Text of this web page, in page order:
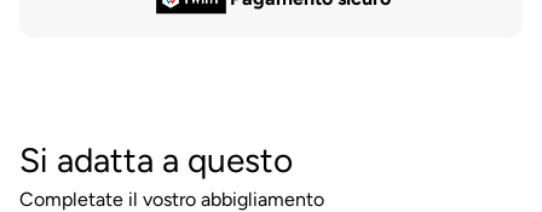
Si adatta a questo
Completate il vostro abbigliamento